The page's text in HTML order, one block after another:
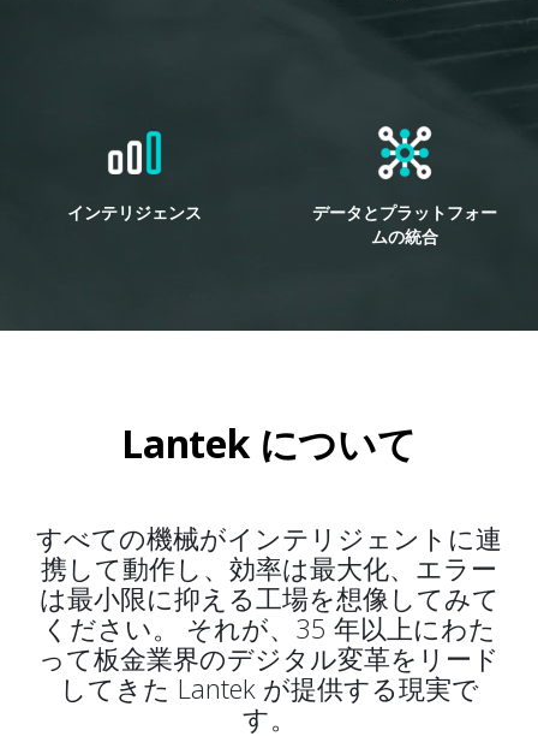
インテリジェンス
データとプラットフォー
ムの統合
Lantek について
すべての機械がインテリジェントに連
携して動作し、効率は最大化、エラー
は最小限に抑える工場を想像してみて
ください。 それが、35 年以上にわた
って板金業界のデジタル変革をリード
してきた Lantek が提供する現実で
す。